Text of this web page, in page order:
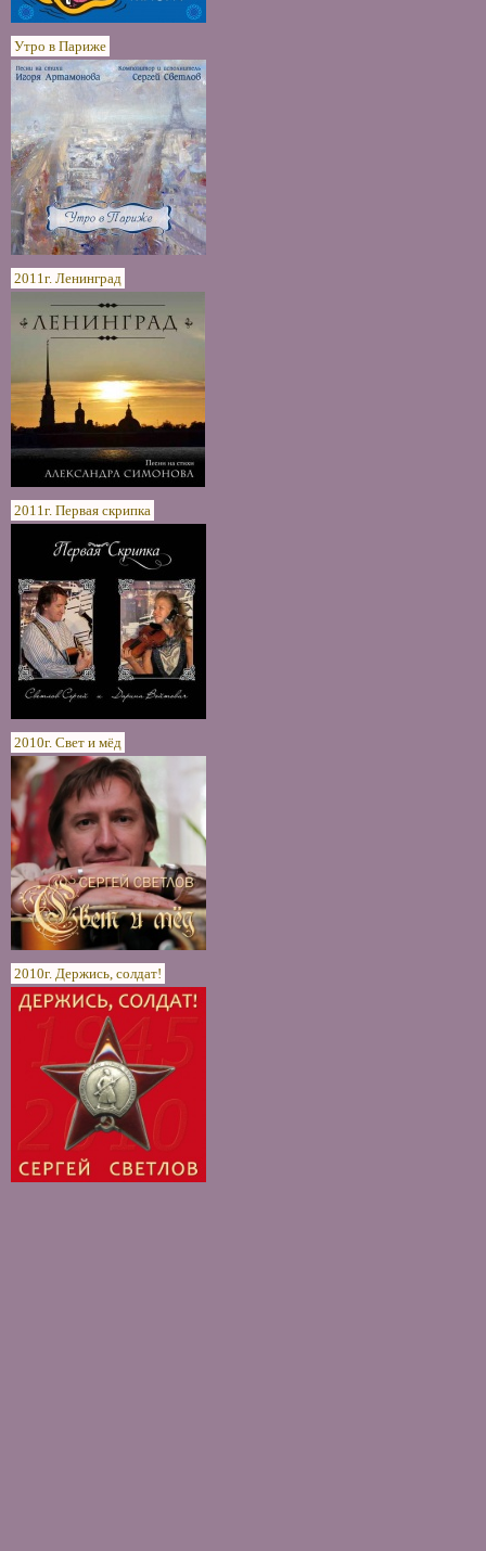
Утро в Париже
2011г. Ленинград
2011г. Первая скрипка
2010г. Свет и мёд
2010г. Держись, солдат!